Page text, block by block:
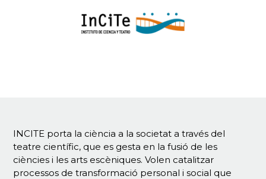
INCITE porta la ciència a la societat a través del
teatre científic, que es gesta en la fusió de les
ciències i les arts escèniques. Volen catalitzar
processos de transformació personal i social que